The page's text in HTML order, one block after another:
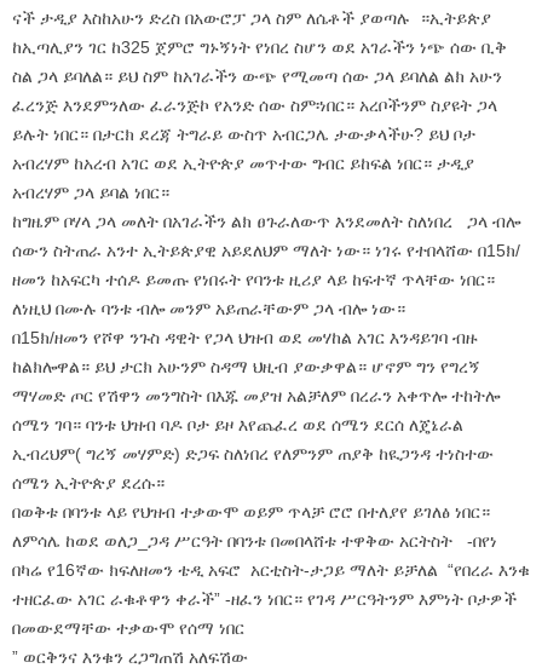
ናች ታዲያ እስከአሁን ድረስ በአውሮፓ ጋላ ስም ለሴቶች ያወጣሉ ።ኢትይጵያ
ከኢጣሊያን ገር ከ325 ጀምሮ ግኑኝነት የነበረ ስሆን ወደ አገራችን ነጭ ሰው ቢቅ
ስል ጋላ ይባለል። ይህ ስም ከአገራችን ውጭ የሚመጣ ሰው ጋላ ይባለል ልክ አሁን
ፈረንጅ እንደምንለው ፈራንጅኮ የአንድ ሰው ስም፡ነበር። አረቦችንም ስያዩት ጋላ
ይሉት ነበር። በታርክ ደረጃ ትግራይ ውስጥ አብርጋሌ ታውቃላችሁ? ይህ ቦታ
አብረሃም ከአረብ አገር ወደ ኢትዮጵያ መጥተው ግብር ይከፍል ነበር። ታዲያ
አብረሃም ጋላ ይባል ነበር።
ከግዜም ቦሃላ ጋላ መለት በአገራችን ልክ ፀጉራለውጥ እንደመለት ስለነበረ ጋላ ብሎ
ሰውን ስትጠራ አንተ ኢትይጵያዊ አይደለህም ማለት ነው። ነገሩ የተበላሸው በ15ክ/
ዘመን ከአፍርካ ተሰዶ ይመጡ የነበሩት የባንቱ ዚሪያ ላይ ከፍተኛ ጥላቸው ነበር።
ለነዚህ በሙሉ ባንቱ ብሎ መንም አይጠራቸውም ጋላ ብሎ ነው።
በ15ክ/ዘመን የሾዋ ንጉስ ዳዊት የጋላ ህዝብ ወደ መሃከል አገር እንዳይገባ ብዙ
ከልክሎዋል። ይህ ታርክ አሁንም ስዳማ ህዚብ ያውቃዋል። ሆኖም ግን የግረኝ
ማሃመድ ጦር የሽዋን መንግስት በእጁ መያዝ አልቻለም በረራን አቀጥሎ ተከትሎ
ሰሜን ገባ። ባንቱ ህዝብ ባዶ ቦታ ይዞ እየጨፈረ ወደ ሰሜን ደርሰ ለጄኔራል
ኢብረህም( ግረኝ መሃምድ) ድጋፍ ስለነበረ የለምንም ጠያቅ ከዪጋንዳ ተነስተው
ሰሜን ኢትዮጵያ ደረሱ።
በወቅቱ በባንቱ ላይ የህዝብ ተቃውሞ ወይም ጥላቻ ሮሮ በተለያየ ይገለፅ ነበር።
ለምሳሌ ከወደ ወለጋ_ጋዳ ሥርዓት በባንቱ በመበላሸቱ ተዋቅው አርትስት -በየነ
በካሬ የ16ኛው ክፍለዘመን ቴዲ አፍሮ አርቲስት-ታጋይ ማለት ይቻለል “የበረራ እንቁ
ተዘርፈው አገር ራቁቶዋን ቀራች” -ዘፈን ነበር። የገዳ ሥርዓትንም እምነት ቦታዎች
በመውደማቸው ተቃውሞ የሰማ ነበር
” ወርቅንና እንቁን ረጋግጠሽ አለፍሽው